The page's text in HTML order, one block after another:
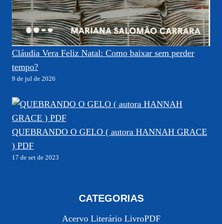
Cláudia Vera Feliz Natal: Como baixar sem perder
tempo?
9 de jul de 2026
QUEBRANDO O GELO ( autora HANNAH GRACE
) PDF
17 de set de 2023
CATEGORIAS
Acervo Literário LivroPDF